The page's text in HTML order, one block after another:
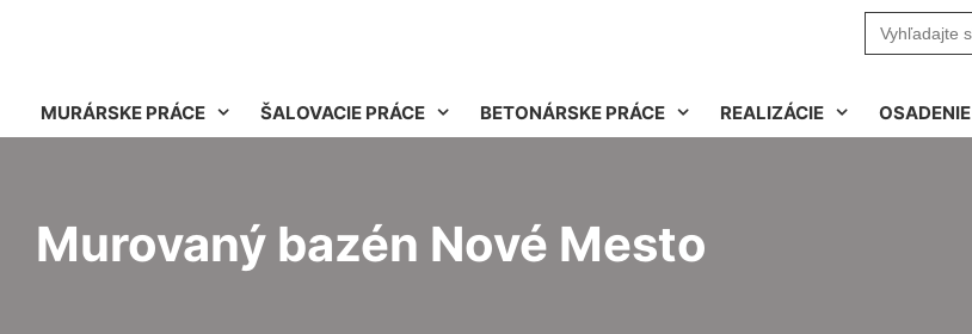
Search
for:
MURÁRSKE PRÁCE ŠALOVACIE PRÁCE BETONÁRSKE PRÁCE REALIZÁCIE OSADENIE
Murovaný bazén Nové Mesto